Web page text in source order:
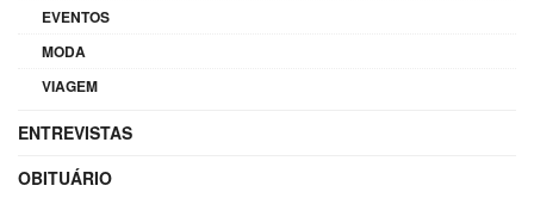
EVENTOS
MODA
VIAGEM
ENTREVISTAS
OBITUÁRIO